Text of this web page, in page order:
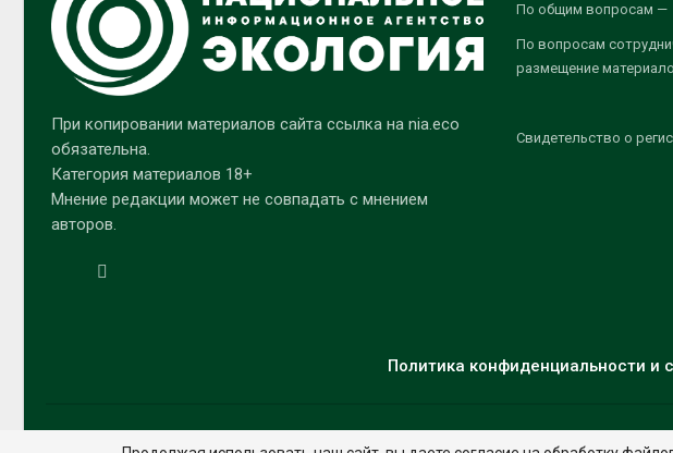
При копировании материалов сайта ссылка на nia.eco
обязательна.
Категория материалов 18+
Мнение редакции может не совпадать с мнением
авторов.
По общим вопросам —
По вопросам
размещение
Свидетельство о
Политика конфиденциальности и